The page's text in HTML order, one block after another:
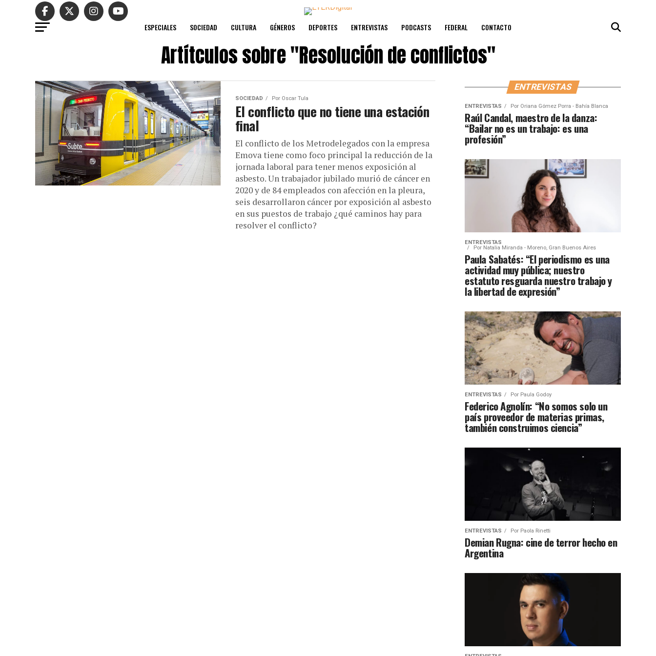
ESPECIALES SOCIEDAD CULTURA GÉNEROS DEPORTES ENTREVISTAS PODCASTS FEDERAL CONTACTO
Artítculos sobre"Resolución de conflictos"
SOCIEDAD Por Oscar Tula
El conflicto que no tiene una estación
final
El conflicto de los Metrodelegados con la empresa
Emova tiene como foco principal la reducción de la
jornada laboral para tener menos exposición al
asbesto. Un trabajador jubilado murió de cáncer en
2020 y de 84 empleados con afección en la pleura,
seis desarrollaron cáncer por exposición al asbesto
en sus puestos de trabajo ¿qué caminos hay para
resolver el conflicto?
ENTREVISTAS
ENTREVISTAS Por Oriana Gómez Porra - Bahía Blanca
Raúl Candal, maestro de la danza:
“Bailar no es un trabajo: es una
profesión”
ENTREVISTAS
Por Natalia Miranda - Moreno, Gran Buenos Aires
Paula Sabatés: “El periodismo es una
actividad muy pública; nuestro
estatuto resguarda nuestro trabajo y
la libertad de expresión”
ENTREVISTAS Por Paula Godoy
Federico Agnolín: “No somos solo un
país proveedor de materias primas,
también construimos ciencia”
ENTREVISTAS Por Paola Rinetti
Demian Rugna: cine de terror hecho en
Argentina